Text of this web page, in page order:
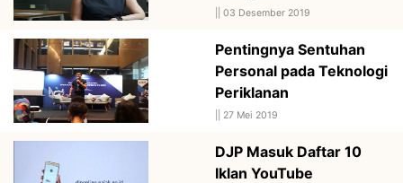
03 Desember 2019
Pentingnya Sentuhan
Personal pada Teknologi
Periklanan
27 Mei 2019
DJP Masuk Daftar 10
Iklan YouTube